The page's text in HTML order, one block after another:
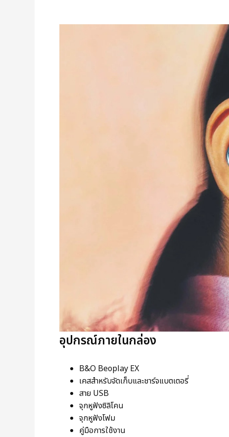
อุปกรณ์ภายในกล่อง
B&O Beoplay EX
เคสสำหรับจัดเก็บและชาร์จแบตเตอรี่
สาย USB
จุกหูฟังซิลิโคน
จุกหูฟังโฟม
คู่มือการใช้งาน